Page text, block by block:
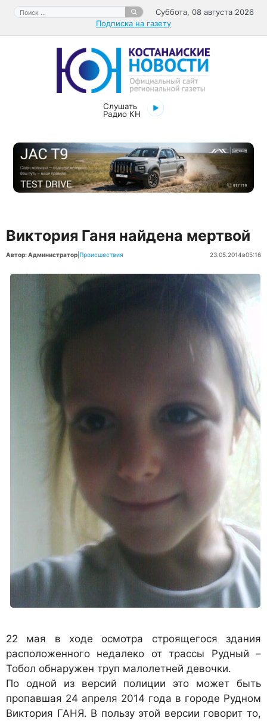
Перейти
содержимому
Поиск:
Суббота, 08 августа 2026
Подписка на газету
Слушать
Радио КН
Виктория Ганя найдена мертвой
Автор: Администратор Происшествия 23.05.2014в05:16
22 мая в ходе осмотра строящегося здания
расположенного недалеко от трассы Рудный –
Тобол обнаружен труп малолетней девочки.
По одной из версий полиции это может быть
пропавшая 24 апреля 2014 года в городе Рудном
Виктория ГАНЯ. В пользу этой версии говорит то,